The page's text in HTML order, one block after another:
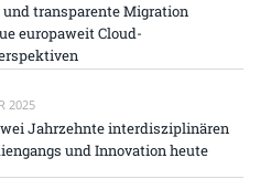
und transparente Migration
europaweit Cloud-
2025
Jahrzehnte interdisziplinären
und Innovation heute